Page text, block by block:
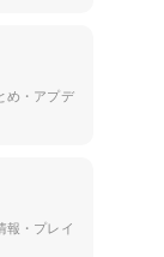
め・アプデ
報・プレイ